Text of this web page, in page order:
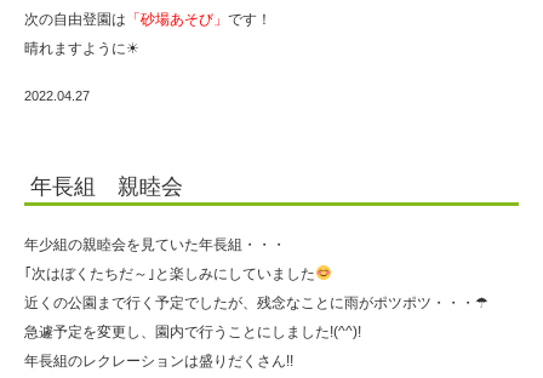
次の自由登園は 「砂場あそび」 です！
晴れますように☀
2022.04.27
年長組 親睦会
年少組の親睦会を見ていた年長組・・・
｢次はぼくたちだ～｣と楽しみにしていました
近くの公園まで行く予定でしたが、残念なことに雨がポツポツ・・・☂
急遽予定を変更し、園内で行うことにしました!(^^)!
年長組のレクレーションは盛りだくさん!!